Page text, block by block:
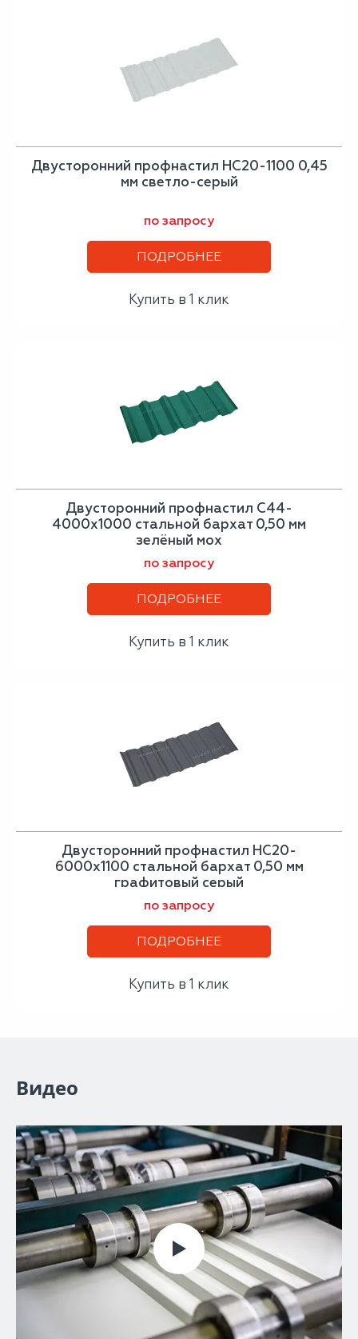
Двусторонний профнастил НС20-1100 0,45
мм светло-серый
по запросу
ПОДРОБНЕЕ
Купить в 1 клик
Двусторонний профнастил С44-
4000х1000 стальной бархат 0,50 мм
зелёный мох
по запросу
ПОДРОБНЕЕ
Купить в 1 клик
Двусторонний профнастил НС20-
6000х1100 стальной бархат 0,50 мм
графитовый серый
по запросу
ПОДРОБНЕЕ
Купить в 1 клик
Видео